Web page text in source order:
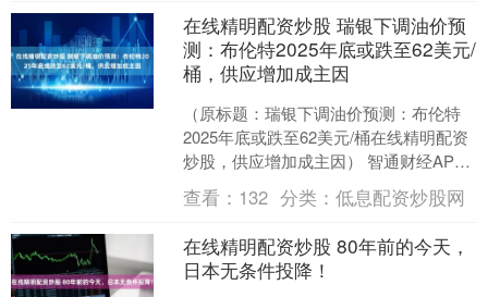
在线精明配资炒股 瑞银下调油价预
测：布伦特2025年底或跌至62美元/
桶，供应增加成主因
（原标题：瑞银下调油价预测：布伦特
2025年底或跌至62美元/桶在线精明配资
炒股，供应增加成主因） 智通财经APP
获悉，瑞银周一发布报告下调国际油价
预测，预计布....
查看： 132 分类：低息配资炒股网
在线精明配资炒股 80年前的今天，
日本无条件投降！